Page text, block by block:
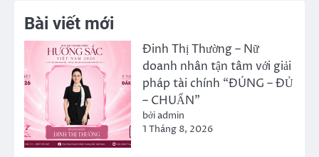
Bài viết mới
Đinh Thị Thường – Nữ
doanh nhân tận tâm với giải
pháp tài chính “ĐÚNG – ĐỦ
– CHUẨN”
bởi admin
1 Tháng 8, 2026